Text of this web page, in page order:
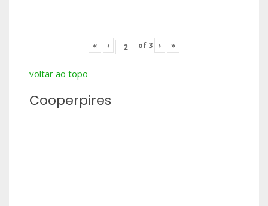
« ‹ of 3 › »
voltar ao topo
Cooperpires